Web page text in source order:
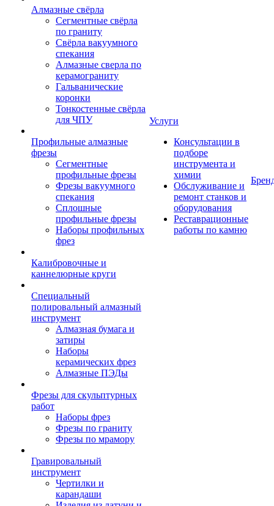
Алмазные свёрла
Сегментные свёрла
по граниту
Свёрла вакуумного
спекания
Алмазные сверла по
керамограниту
Гальванические
коронки
Тонкостенные свёрла
для ЧПУ
Профильные алмазные
фрезы
Сегментные
профильные фрезы
Фрезы вакуумного
спекания
Сплошные
профильные фрезы
Наборы профильных
фрез
Калибровочные и
каннелюрные круги
Специальный
полировальный алмазный
инструмент
Алмазная бумага и
затиры
Наборы
керамических фрез
Алмазные ПЭДы
Фрезы для скульптурных
работ
Наборы фрез
Фрезы по граниту
Фрезы по мрамору
Гравировальный
инструмент
Чертилки и
карандаши
Услуги
Консультации в
подборе
инструмента и
химии
Обслуживание и
ремонт станков и
оборудования
Реставрационные
работы по камню